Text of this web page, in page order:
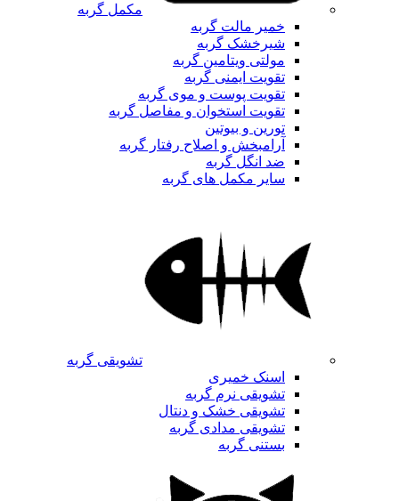
مکمل گربه
خمیر مالت گربه
شیرخشک گربه
مولتی ویتامین گربه
تقویت ایمنی گربه
تقویت پوست و موی گربه
تقویت استخوان و مفاصل گربه
تورین و بیوتین
آرامبخش و اصلاح رفتار گربه
ضد انگل گربه
سایر مکمل های گربه
تشویقی گربه
اسنک خمیری
تشویقی نرم گربه
تشویقی خشک و دنتال
تشویقی مدادی گربه
بستنی گربه